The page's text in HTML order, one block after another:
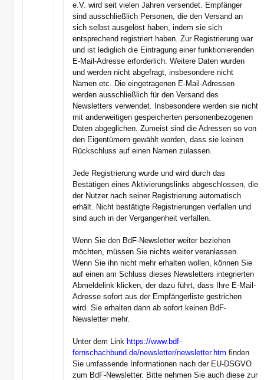
e.V. wird seit vielen Jahren versendet. Empfänger
sind ausschließlich Personen, die den Versand an
sich selbst ausgelöst haben, indem sie sich
entsprechend registriert haben. Zur Registrierung war
und ist lediglich die Eintragung einer funktionierenden
E-Mail-Adresse erforderlich. Weitere Daten wurden
und werden nicht abgefragt, insbesondere nicht
Namen etc. Die eingetragenen E-Mail-Adressen
werden ausschließlich für den Versand des
Newsletters verwendet. Insbesondere werden sie nicht
mit anderweitigen gespeicherten personenbezogenen
Daten abgeglichen. Zumeist sind die Adressen so von
den Eigentümern gewählt worden, dass sie keinen
Rückschluss auf einen Namen zulassen.
Jede Registrierung wurde und wird durch das
Bestätigen eines Aktivierungslinks abgeschlossen, die
der Nutzer nach seiner Registrierung automatisch
erhält. Nicht bestätigte Registrierungen verfallen und
sind auch in der Vergangenheit verfallen.
Wenn Sie den BdF-Newsletter weiter beziehen
möchten, müssen Sie nichts weiter veranlassen.
Wenn Sie ihn nicht mehr erhalten wollen, können Sie
auf einen am Schluss dieses Newsletters integrierten
Abmeldelink klicken, der dazu führt, dass Ihre E-Mail-
Adresse sofort aus der Empfängerliste gestrichen
wird. Sie erhalten dann ab sofort keinen BdF-
Newsletter mehr.
Unter dem Link https://www.bdf-
fernschachbund.de/newsletter/newsletter.htm finden
Sie umfassende Informationen nach der EU-DSGVO
zum BdF-Newsletter. Bitte nehmen Sie auch diese zur